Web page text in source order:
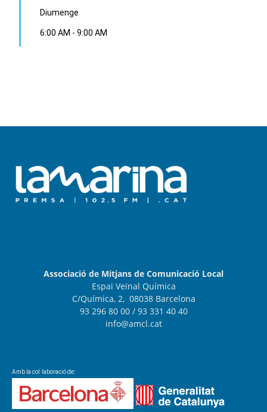
Diumenge
6:00 AM - 9:00 AM
Associació de Mitjans de Comunicació Local
Espai Veïnal Química
C/Química, 2, 08038 Barcelona
93 296 80 00 / 93 331 40 40
info@amcl.cat
Amb la col·laboració de: